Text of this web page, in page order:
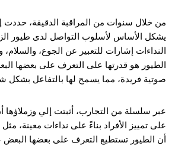
يشكل الأساس لأسلوب التواصل لدى طيور
النداءات إشارات للتعبير عن الجوع، والسلام،
الطيور هو قدرتها على التعرف على بعضها
صوتية فريدة، مما يسمح لها بالتفاعل
عبر سلسلة من التجارب، أثبتت إلي وزملاؤها
على تمييز الأفراد بناءً على نداءات معينة،
أن الطيور تستطيع التعرف على بعضها البعض